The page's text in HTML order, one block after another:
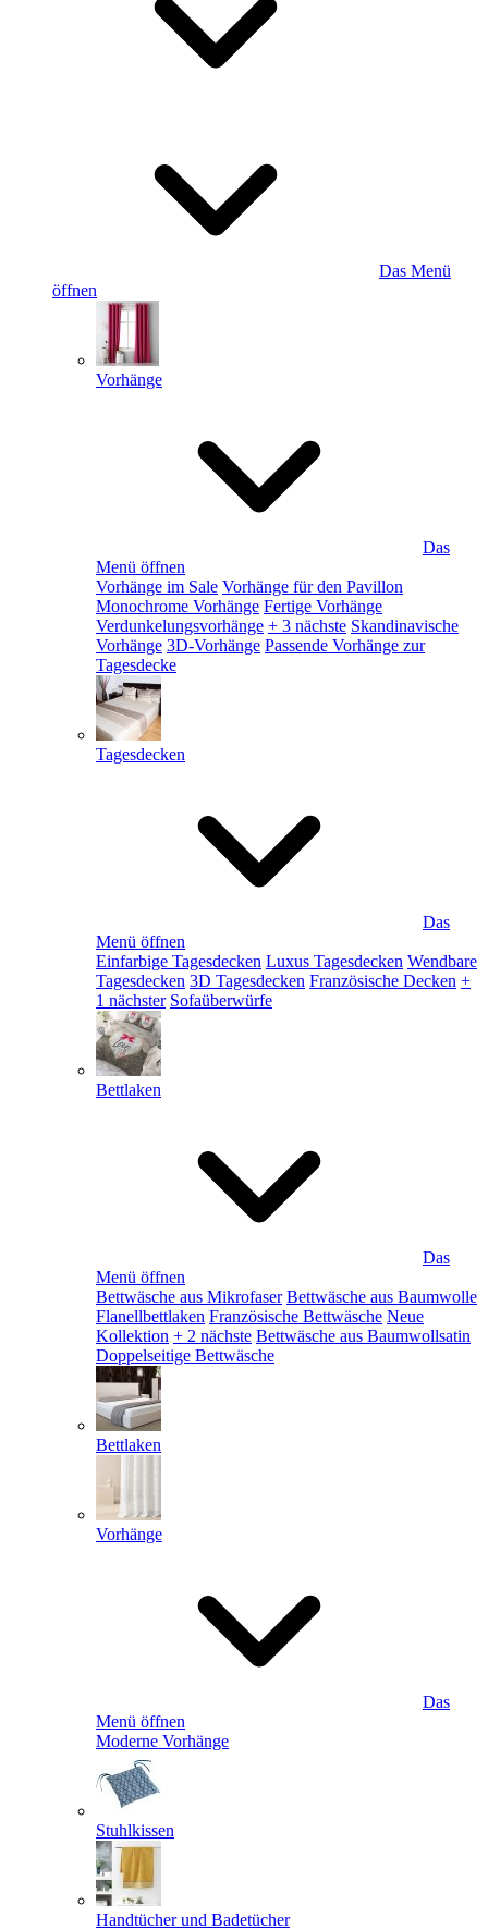
Das Menü
öffnen
Vorhänge
Das
Menü öffnen
Vorhänge im Sale Vorhänge für den Pavillon
Monochrome Vorhänge Fertige Vorhänge
Verdunkelungsvorhänge + 3 nächste Skandinavische
Vorhänge 3D-Vorhänge Passende Vorhänge zur
Tagesdecke
Tagesdecken
Das
Menü öffnen
Einfarbige Tagesdecken Luxus Tagesdecken Wendbare
Tagesdecken 3D Tagesdecken Französische Decken +
1 nächster Sofaüberwürfe
Bettlaken
Das
Menü öffnen
Bettwäsche aus Mikrofaser Bettwäsche aus Baumwolle
Flanellbettlaken Französische Bettwäsche Neue
Kollektion + 2 nächste Bettwäsche aus Baumwollsatin
Doppelseitige Bettwäsche
Bettlaken
Vorhänge
Das
Menü öffnen
Moderne Vorhänge
Stuhlkissen
Handtücher und Badetücher